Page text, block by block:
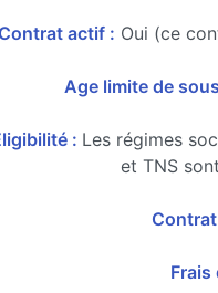
actif : Oui (ce
Age limite de
: Les régimes
et TNS
Frais